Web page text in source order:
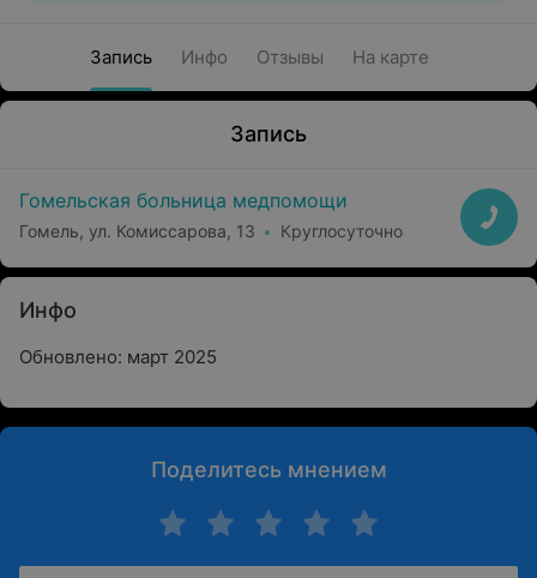
Запись Инфо Отзывы На карте
Запись
Гомельская больница медпомощи
Гомель, ул. Комиссарова, 13 Круглосуточно
Инфо
Обновлено: март 2025
Поделитесь мнением